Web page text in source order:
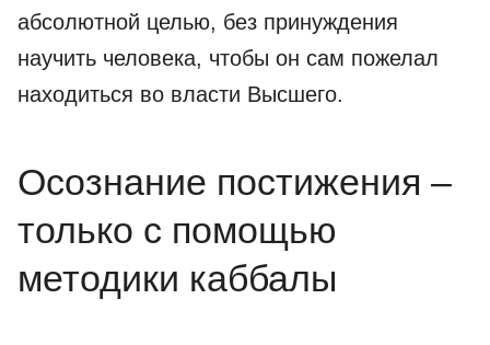
абсолютной целью, без принуждения
научить человека, чтобы он сам пожелал
находиться во власти Высшего.
Осознание постижения –
только с помощью
методики каббалы